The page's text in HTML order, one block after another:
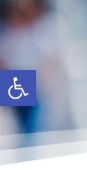
Abrir barra